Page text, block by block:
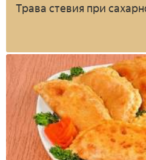
Трава стевия при